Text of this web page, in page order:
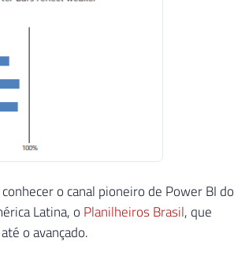
o canal pioneiro de Power BI do
Latina, o Planilheiros Brasil, que
o avançado.